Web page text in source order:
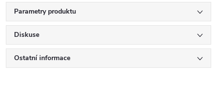
Parametry produktu
Diskuse
Ostatní informace